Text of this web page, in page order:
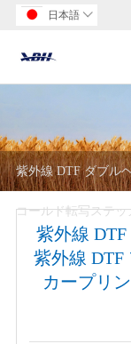
日本語 
紫外線 DTF ダブル
コールド転写ステ
紫外線
紫外線 DTF
カープリ